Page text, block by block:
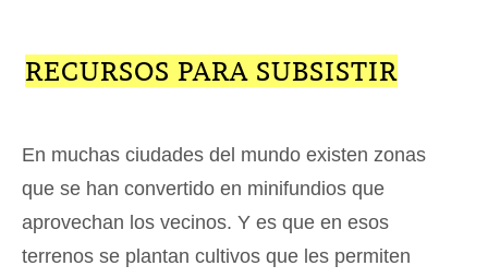
RECURSOS PARA SUBSISTIR
En muchas ciudades del mundo existen zonas
que se han convertido en minifundios que
aprovechan los vecinos. Y es que en esos
terrenos se plantan cultivos que les permiten